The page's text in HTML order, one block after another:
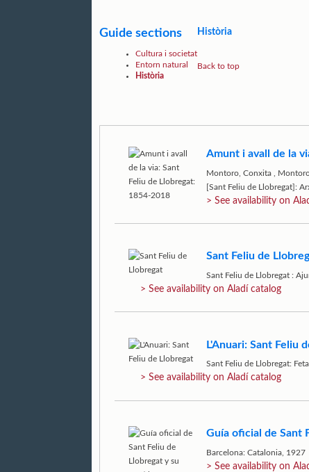
Guide sections
Cultura i societat
Entorn natural
Història
Història
Amunt i avall de la
Montoro, Conxita
[Sant Feliu de Llobregat]:
> See availability on
Sant Feliu de
Sant Feliu de Llobregat :
> See availability on Aladí catalog
L'Anuari: Sant Feliu
Sant Feliu de Llobregat:
> See availability on Aladí catalog
Guía oficial de Sant
Barcelona: Catalonia, 1927
> See availability on
Back to top